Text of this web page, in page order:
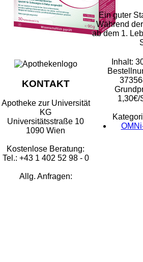
Ein guter
Während
ab dem 1.
Inhalt:
1,30€/
KONTAKT
Apotheke zur Universität
KG
Universitätsstraße 10
1090 Wien
Kostenlose Beratung:
Tel.: +43 1 402 52 98 - 0
Allg. Anfragen: